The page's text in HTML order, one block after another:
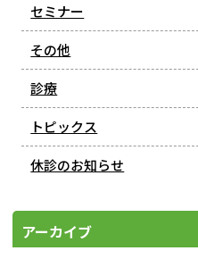
セミナー
その他
診療
トピックス
休診のお知らせ
アーカイブ